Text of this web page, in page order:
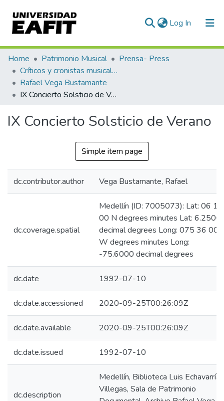
Log In (current)
Communities & Collections
All of DSpace
Statistics
Home Patrimonio Musical
Prensa- Press
Críticos y cronistas musicales
Rafael Vega Bustamante
IX Concierto Solsticio de Verano
IX Concierto Solsticio de Verano
Simple item page
dc.contributor.author Vega Bustamante, Rafael
dc.coverage.spatial
Medellín (ID: 7005073): Lat: 06 15
00 N degrees minutes Lat: 6.2500
decimal degrees Long: 075 36 00
W degrees minutes Long:
-75.6000 decimal degrees
dc.date 1992-07-10
dc.date.accessioned 2020-09-25T00:26:09Z
dc.date.available 2020-09-25T00:26:09Z
dc.date.issued 1992-07-10
dc.description
Medellín, Biblioteca Luis Echavarría
Villegas, Sala de Patrimonio